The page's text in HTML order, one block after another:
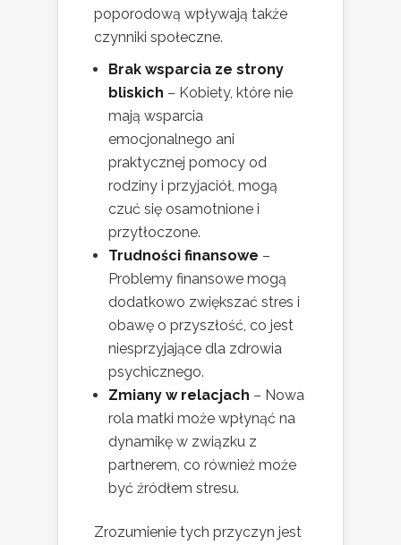
poporodową wpływają także
czynniki społeczne.
Brak wsparcia ze strony
bliskich – Kobiety, które nie
mają wsparcia
emocjonalnego ani
praktycznej pomocy od
rodziny i przyjaciół, mogą
czuć się osamotnione i
przytłoczone.
Trudności finansowe –
Problemy finansowe mogą
dodatkowo zwiększać stres i
obawę o przyszłość, co jest
niesprzyjające dla zdrowia
psychicznego.
Zmiany w relacjach – Nowa
rola matki może wpłynąć na
dynamikę w związku z
partnerem, co również może
być źródłem stresu.
Zrozumienie tych przyczyn jest